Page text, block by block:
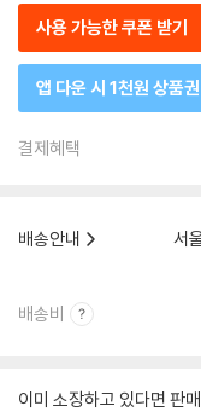
사용 가능한 쿠폰 받기
앱 다운 시 1천원 상품권
결제혜택
배송안내
서
배송비
이미 소장하고 있다면 판